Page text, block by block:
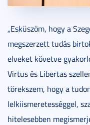
„Esküszöm, hogy a
megszerzett tudás
elveket követve
Virtus és Libertas
törekszem, hogy a
lelkiismeretességgel,
hitelesebben